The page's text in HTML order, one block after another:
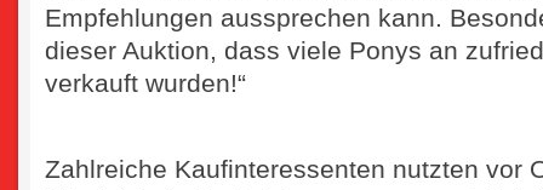
Empfehlungen aussprechen kann.
dieser Auktion, dass viele Ponys an
verkauft wurden!“
Zahlreiche Kaufinteressenten nutzten vor